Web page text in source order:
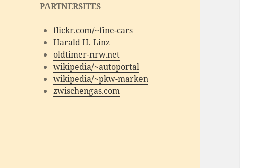
PARTNERSITES
flickr.com/~fine-cars
Harald H. Linz
oldtimer-nrw.net
wikipedia/~autoportal
wikipedia/~pkw-marken
zwischengas.com